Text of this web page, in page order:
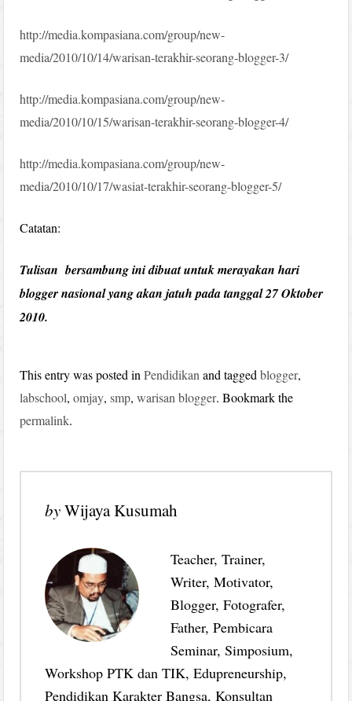
http://media.kompasiana.com/group/new-
media/2010/10/14/warisan-terakhir-seorang-blogger-3/
http://media.kompasiana.com/group/new-
media/2010/10/15/warisan-terakhir-seorang-blogger-4/
http://media.kompasiana.com/group/new-
media/2010/10/17/wasiat-terakhir-seorang-blogger-5/
Catatan:
Tulisan bersambung ini dibuat untuk merayakan hari
blogger nasional yang akan jatuh pada tanggal 27 Oktober
2010.
This entry was posted inPendidikan and taggedblogger,
labschool,omjay,smp,warisan blogger. Bookmark the
permalink.
byWijaya Kusumah
Teacher, Trainer,
Writer, Motivator,
Blogger, Fotografer,
Father, Pembicara
Seminar, Simposium,
Workshop PTK dan TIK, Edupreneurship,
Pendidikan Karakter Bangsa, Konsultan